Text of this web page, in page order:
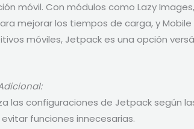
móvil. Con módulos como Lazy
mejorar los tiempos de carga, y
móviles, Jetpack es una opción
las configuraciones de Jetpack según
funciones innecesarias.